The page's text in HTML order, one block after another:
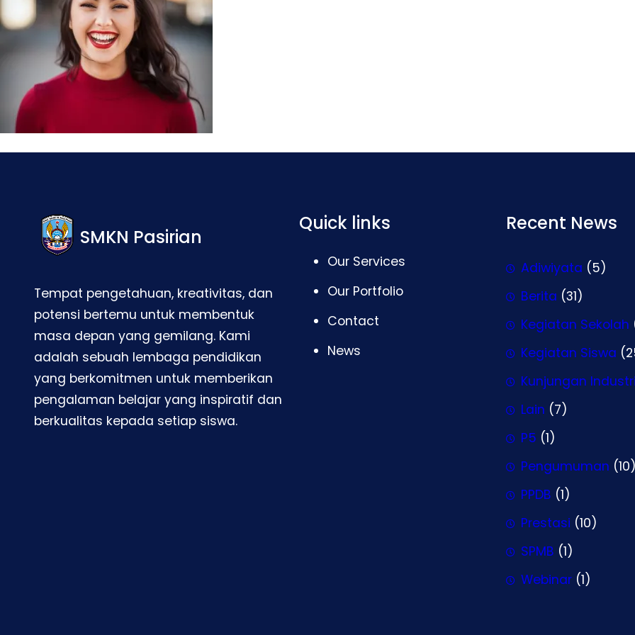
SMKN Pasirian
Tempat pengetahuan, kreativitas, dan
potensi bertemu untuk membentuk
masa depan yang gemilang. Kami
adalah sebuah lembaga pendidikan
yang berkomitmen untuk memberikan
pengalaman belajar yang inspiratif dan
berkualitas kepada setiap siswa.
Quick links
Our Services
Our Portfolio
Contact
News
Recent News
Adiwiyata (5)
Berita (31)
Kegiatan Sekolah
Kegiatan Siswa
Kunjungan
Lain (7)
P5 (1)
Pengumuman
PPDB (1)
Prestasi (10)
SPMB (1)
Webinar(1)